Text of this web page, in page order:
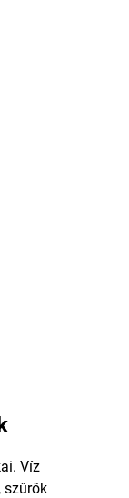
Víz
szűrők